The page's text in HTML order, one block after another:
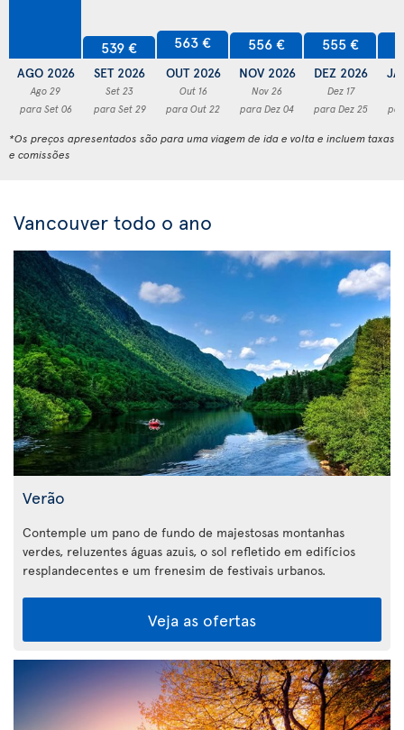
AGO 2026
Ago 29
para Set 06
539 €
SET 2026
Set 23
para Set 29
563 €
OUT 2026
Out 16
para Out 22
556 €
NOV 2026
Nov 26
para Dez 04
555 €
DEZ 2026
Dez 17
para Dez 25
*Os preços apresentados são para uma viagem de ida e volta e incluem taxas
e comissões
Vancouver todo o ano
Verão
Contemple um pano de fundo de majestosas montanhas
verdes, reluzentes águas azuis, o sol refletido em edifícios
resplandecentes e um frenesim de festivais urbanos.
Veja as ofertas